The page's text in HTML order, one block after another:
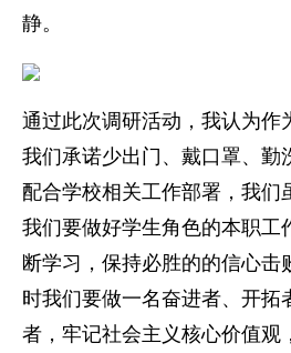
静。
通过此次调研活动，我认为作
我们承诺少出门、戴口罩、勤
配合学校相关工作部署，我们
我们要做好学生角色的本职工
断学习，保持必胜的的信心击
时我们要做一名奋进者、开拓
者，牢记社会主义核心价值观